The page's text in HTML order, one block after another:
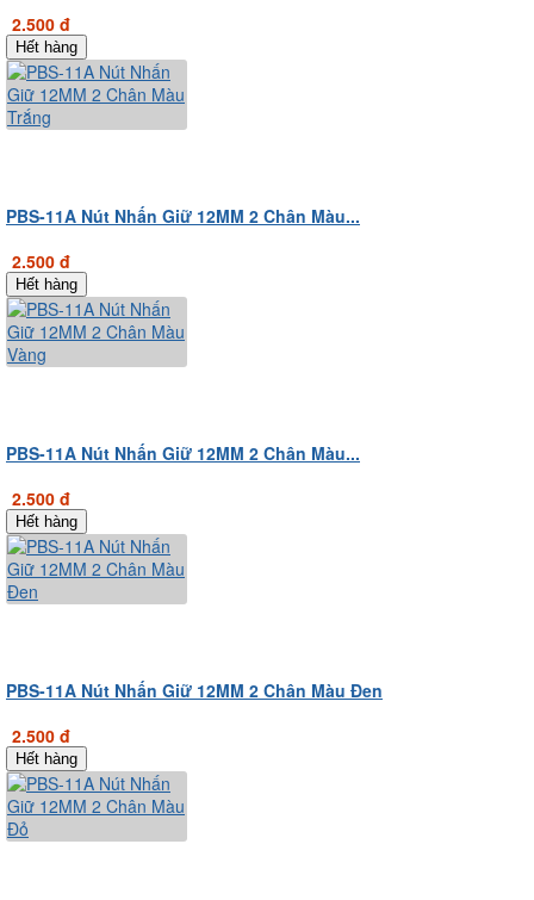
2.500 đ
Hết hàng
PBS-11A Nút Nhấn Giữ 12MM 2 Chân Màu...
2.500 đ
Hết hàng
PBS-11A Nút Nhấn Giữ 12MM 2 Chân Màu...
2.500 đ
Hết hàng
PBS-11A Nút Nhấn Giữ 12MM 2 Chân Màu Đen
2.500 đ
Hết hàng